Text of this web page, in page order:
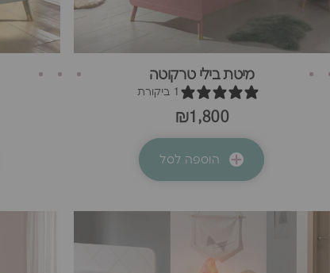
מיטת בילי טרקוטה
1 ביקורת
₪1,800
הוספה לסל